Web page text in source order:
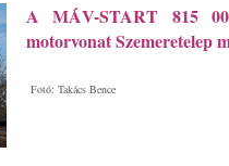
A MÁV-START 815
motorvonat Szemeretelep
Fotó: Takács Bence